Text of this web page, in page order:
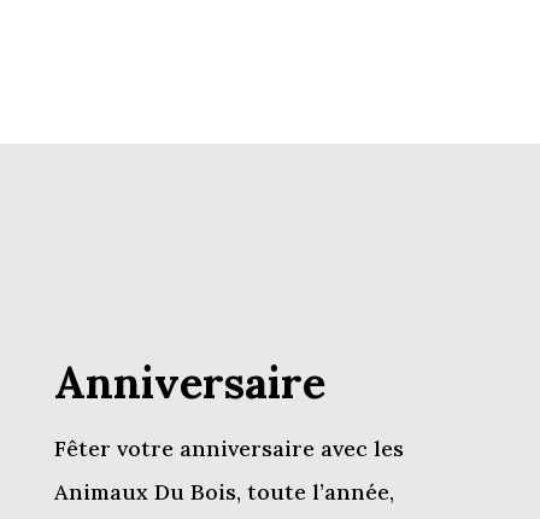
Anniversaire
Fêter votre anniversaire avec les
Animaux Du Bois, toute l’année,